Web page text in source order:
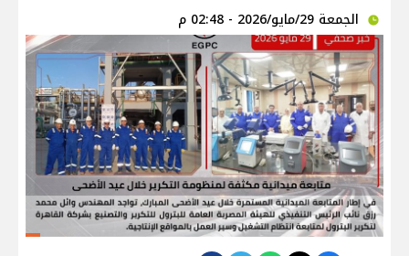
الجمعة 29/مايو/2026 - 02:48 م